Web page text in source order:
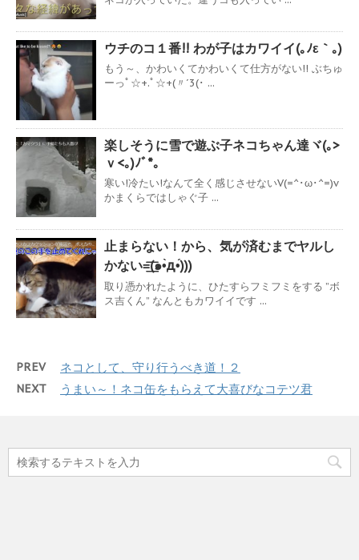
ウチのコ１番!! わが子はカワイイ(｡ﾉε｀｡)
もう～、かわいくてかわいくて仕方がない!! ぶちゅ
ーっﾟ☆+.ﾟ☆+(〃´3(･ ...
楽しそうに雪で遊ぶ子ネコちゃん達ヾ(｡>
ｖ<｡)ﾉﾞ*。
寒い!冷たい!なんて全く感じさせないV(=^･ω･^=)v
かまくらではしゃぐ子 ...
止まらない！から、気が済むまでヤルし
かない=͟͟͞͞(๑•̀д•́)))
取り憑かれたように、ひたすらフミフミをする ”ボ
ス吉くん” なんともカワイイです ...
PREV ネコとして、守り行うべき道！２
NEXT うまい～！ネコ缶をもらえて大喜びなコテツ君